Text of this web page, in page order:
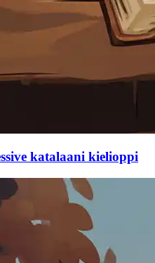
katalaani kielioppi